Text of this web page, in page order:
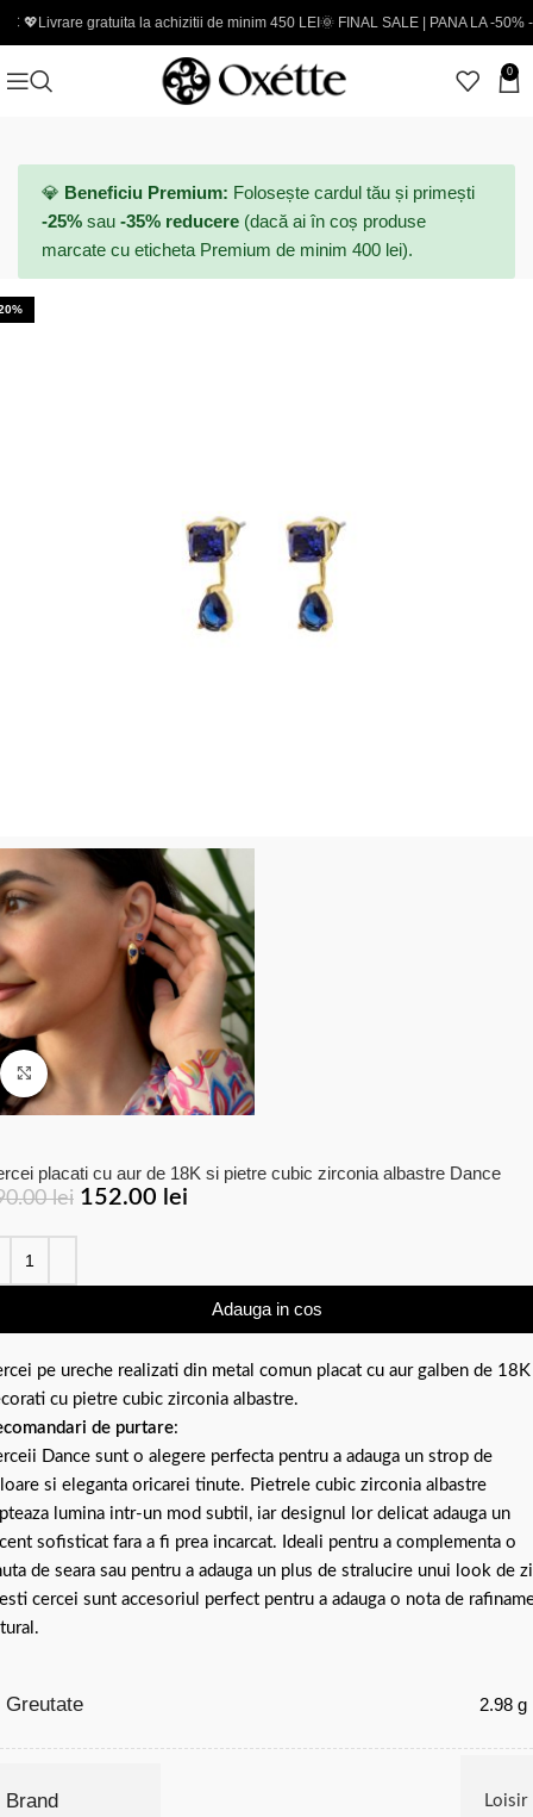
gratuita la achizitii de minim 450 LEI🌞 FINAL SALE | PANA LA -50% - Coduri
0
💎 Beneficiu Premium: Folosește cardul tău și primești
-25% sau -35% reducere (dacă ai în coș produse
marcate cu eticheta Premium de minim 400 lei).
Click to enlarge
placati cu aur de 18K si pietre cubic zirconia albastre Dance
lei 152.00 lei
Adauga in cos
pe ureche realizati din metal comun placat cu aur galben de 18K
cu pietre cubic zirconia albastre.
de purtare:
Dance sunt o alegere perfecta pentru a adauga un strop de
si eleganta oricarei tinute. Pietrele cubic zirconia albastre
lumina intr-un mod subtil, iar designul lor delicat adauga un
sofisticat fara a fi prea incarcat. Ideali pentru a complementa o
de seara sau pentru a adauga un plus de stralucire unui look de
cercei sunt accesoriul perfect pentru a adauga o nota de
Greutate 2.98 g
Brand Loisir